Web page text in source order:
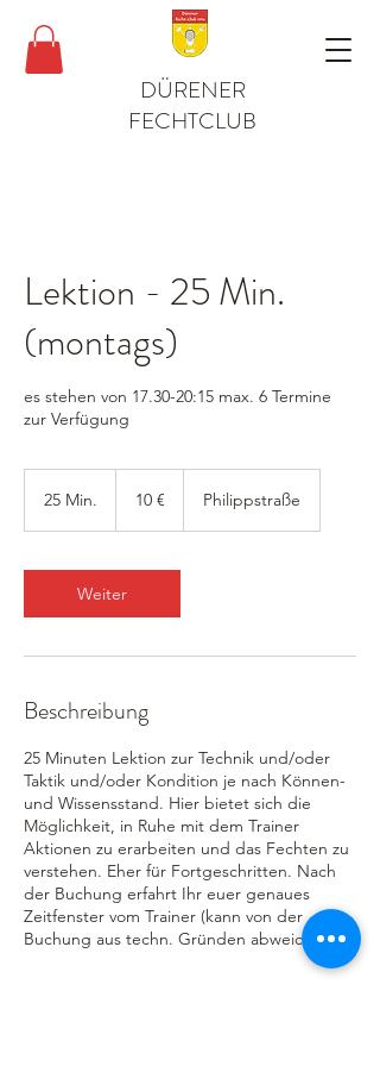
DÜRENER
FECHTCLUB
Lektion - 25 Min.
(montags)
es stehen von 17.30-20:15 max. 6 Termine
zur Verfügung
25 Min.
i
n
.
10 € Philippstraße
Weiter
Beschreibung
25 Minuten Lektion zur Technik und/oder
Taktik und/oder Kondition je nach Können-
und Wissensstand. Hier bietet sich die
Möglichkeit, in Ruhe mit dem Trainer
Aktionen zu erarbeiten und das Fechten zu
verstehen. Eher für Fortgeschritten. Nach
der Buchung erfahrt Ihr euer genaues
Zeitfenster vom Trainer (kann von der
Buchung aus techn. Gründen abweichen).